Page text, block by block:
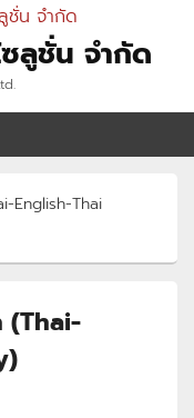
ลูชั่น จำกัด
English-Thai
(Thai-